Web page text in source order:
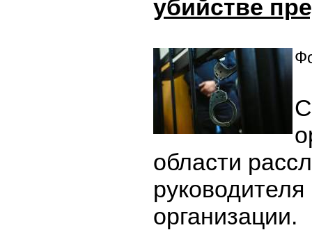
убийстве
области
организации.